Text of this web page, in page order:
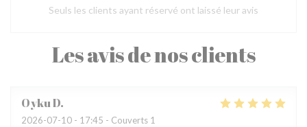
Les avis de nos clients
OykuD
2026-07-10 - 17:45 - Couverts 1
Seuls les clients ayant réservé ont laissé leur avis